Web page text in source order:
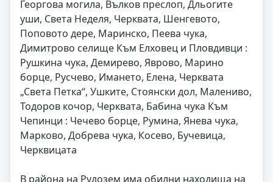
Георгова могила, Вълков преслоп, Дльогите
уши, Света Неделя, Черквата, Шенгевото,
Поповото дере, Маринско, Пеева чука,
Димитрово селище Към Елховец и Пловдивци :
Рушкина чука, Демирево, Яврово, Марино
борце, Русчево, Имането, Елена, Черквата
„Света Петка“, Ушките, Стоянски дол, Малениво,
Тодоров кочор, Черквата, Бабина чука Към
Чепинци : Чечево борце, Румина, Янева чука,
Марково, Добрева чука, Косево, Бучевица,
Черквицата
В района на Рудозем има обилни находища на